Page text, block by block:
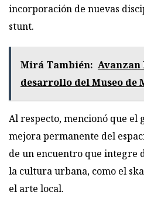
incorporación de nuevas
stunt.
Mirá También: Avanzan
desarrollo del Museo de
Al respecto, mencionó que el
mejora permanente del
de un encuentro que integre
la cultura urbana, como el
el arte local.